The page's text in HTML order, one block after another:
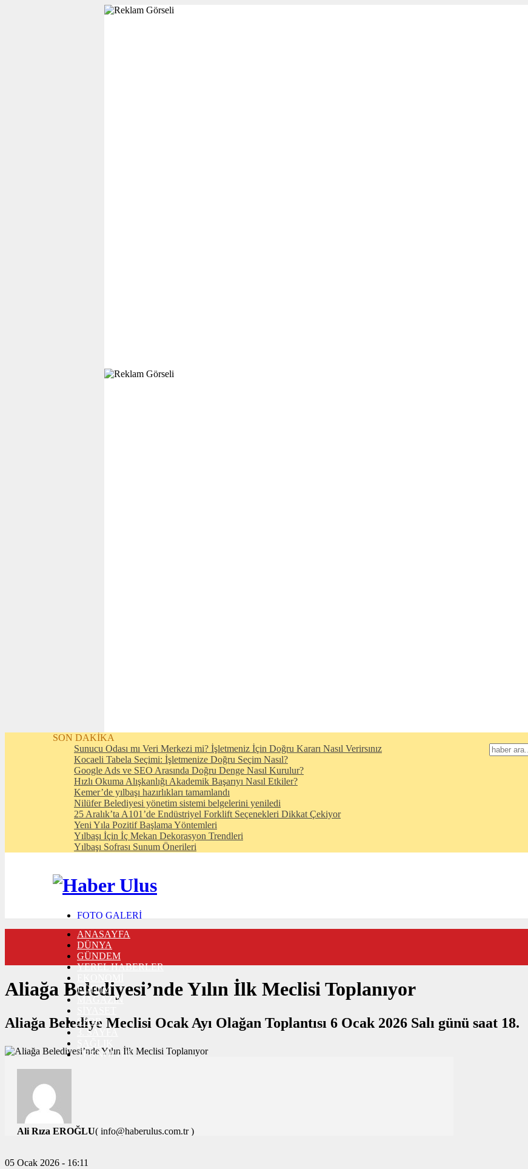
SON DAKİKA
Sunucu Odası mı Veri Merkezi mi? İşletmeniz İçin Doğru Kararı Nasıl Verirsınız
Kocaeli Tabela Seçimi: İşletmenize Doğru Seçim Nasıl?
Google Ads ve SEO Arasında Doğru Denge Nasıl Kurulur?
Hızlı Okuma Alışkanlığı Akademik Başarıyı Nasıl Etkiler?
Kemer’de yılbaşı hazırlıkları tamamlandı
Nilüfer Belediyesi yönetim sistemi belgelerini yeniledi
25 Aralık’ta A101’de Endüstriyel Forklift Seçenekleri Dikkat Çekiyor
Yeni Yıla Pozitif Başlama Yöntemleri
Yılbaşı İçin İç Mekan Dekorasyon Trendleri
Yılbaşı Sofrası Sunum Önerileri
FOTO GALERİ
TRAFİK DURUMU
NÖBETÇİ ECZANELER
CANLI SONUÇLAR
BURÇLAR
İLETİŞİM
ANASAYFA
DÜNYA
GÜNDEM
YEREL HABERLER
EĞİTİM
MAGAZİN
SPOR
3. SAYFA
TEKNOLOJİ
Aliağa Belediyesi’nde Yılın İlk Meclisi Toplanıyor
Aliağa Belediye Meclisi Ocak Ayı Olağan Toplantısı 6 Ocak 2026 Salı günü saat 18.
Ali Rıza EROĞLU( info@haberulus.com.tr )
05 Ocak 2026 - 16:11